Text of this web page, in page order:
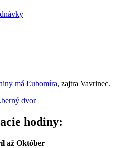
má Ľubomíra, zajtra Vavrinec.
dvor
hodiny:
až Október